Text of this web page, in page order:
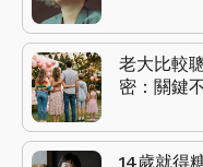
老大比較
密：關鍵
14歲就得